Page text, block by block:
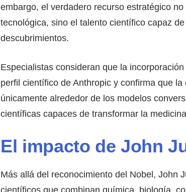
embargo, el verdadero recurso estratégico
tecnológica, sino el talento científico capaz
descubrimientos.
Especialistas consideran que la
perfil científico de Anthropic y confirma que
únicamente alrededor de los modelos
científicas capaces de transformar la
El impacto de John
Más allá del reconocimiento del Nobel, John
científicos que combinan química, biología,